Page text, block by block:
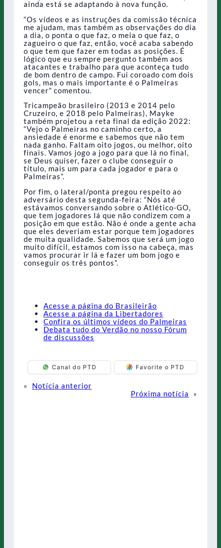
ainda está se adaptando à nova função.
“Os vídeos e as instruções da comissão técnica
me ajudam, mas também as observações do dia
a dia, o ponta o que faz, o meia o que faz, o
zagueiro o que faz, então, você acaba sabendo
o que tem que fazer em todas as posições. É
lógico que eu sempre pergunto também aos
atacantes e trabalho para que aconteça tudo
de bom dentro de campo. Fui coroado com dois
gols, mas o mais importante é o Palmeiras
vencer” comentou.
Tricampeão brasileiro (2013 e 2014 pelo
Cruzeiro, e 2018 pelo Palmeiras), Mayke
também projetou a reta final da edição 2022:
“Vejo o Palmeiras no caminho certo, a
ansiedade é enorme e sabemos que não tem
nada ganho. Faltam oito jogos, ou melhor, oito
finais. Vamos jogo a jogo para que lá no final,
se Deus quiser, fazer o clube conseguir o
título, mais um para cada jogador e para o
Palmeiras”.
Por fim, o lateral/ponta pregou respeito ao
adversário desta segunda-feira: “Nós até
estávamos conversando sobre o Atlético-GO,
que tem jogadores lá que não condizem com a
posição em que estão. Não é onde a gente acha
que eles deveriam estar porque tem jogadores
de muita qualidade. Sabemos que será um jogo
muito difícil, estamos com isso na cabeça, mas
vamos procurar ir lá e fazer um bom jogo e
conseguir os três pontos”.
Acesse a página do Brasileirão
Acesse a página da Libertadores
Confira os últimos vídeos do Palmeiras
Debata tudo do Verdão no nosso Fórum
de discussões
Canal do PTD Favorite o PTD
«
Notícia anterior
Próxima notícia
»